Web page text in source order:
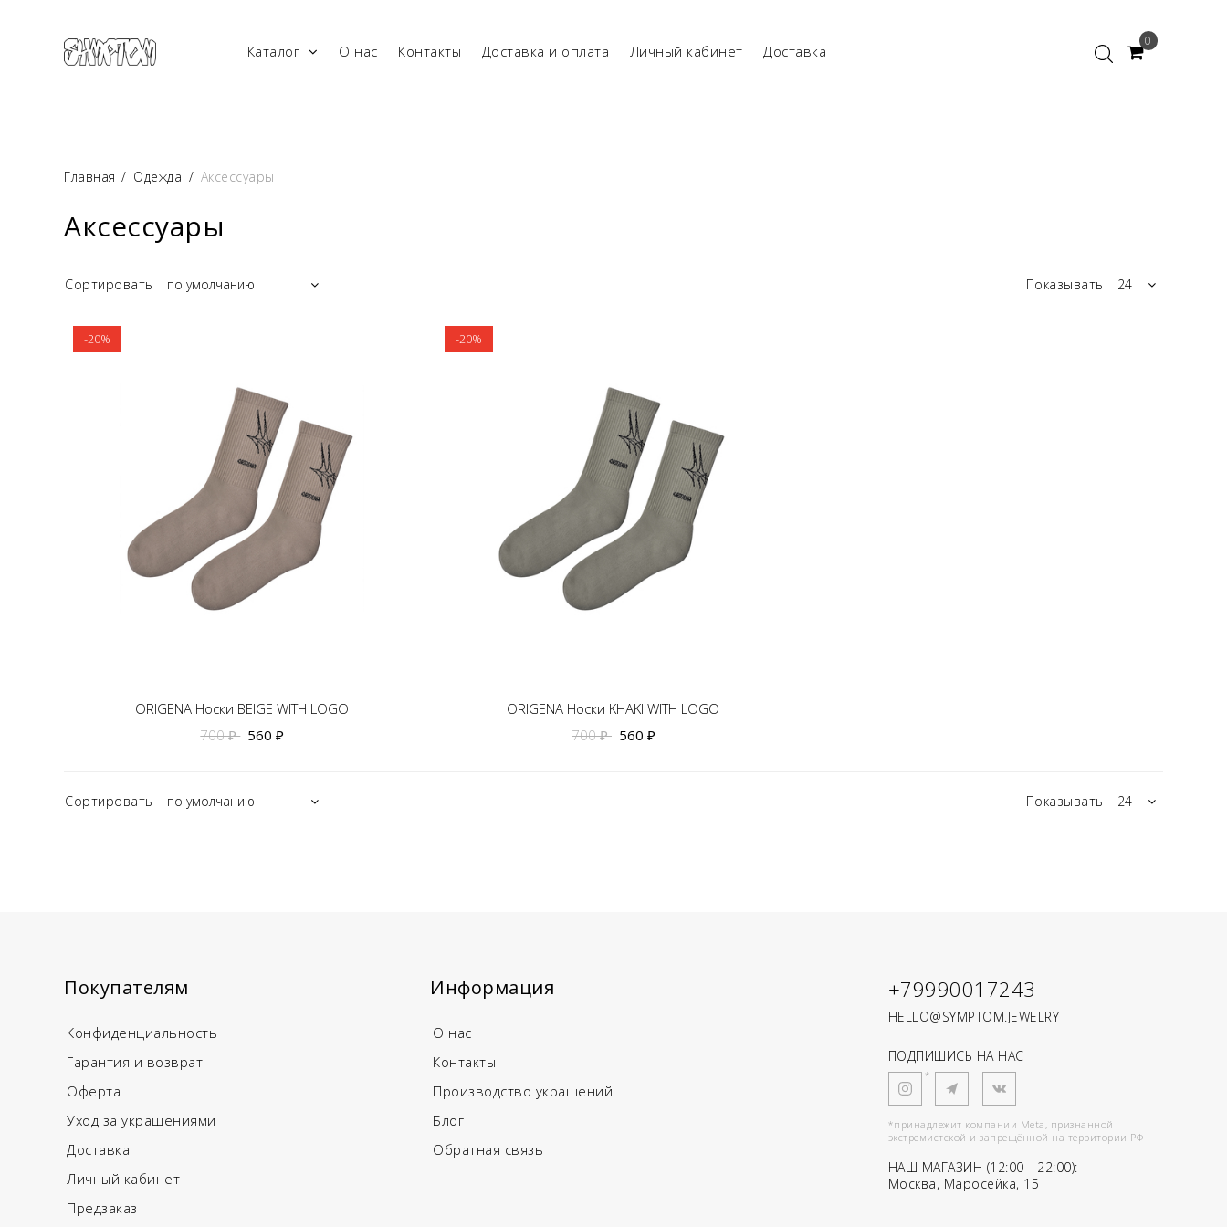
Каталог О нас Контакты Доставка и оплата Личный кабинет Доставка
0
Главная / Одежда / Аксессуары
Аксессуары
Сортировать Показывать
-20%
ORIGENA Носки BEIGE WITH LOGO
700 ₽ 560 ₽
-20%
ORIGENA Носки KHAKI WITH LOGO
700 ₽ 560 ₽
Сортировать Показывать
Покупателям
Конфиденциальность
Гарантия и возврат
Оферта
Уход за украшениями
Доставка
Личный кабинет
Предзаказ
Информация
О нас
Контакты
Производство украшений
Блог
Обратная связь
+79990017243
HELLO@SYMPTOM.JEWELRY
ПОДПИШИСЬ НА НАС
*
*принадлежит компании Meta, признанной
экстремистской и запрещённой на территории РФ
НАШ МАГАЗИН (12:00 - 22:00):
Москва, Маросейка, 15